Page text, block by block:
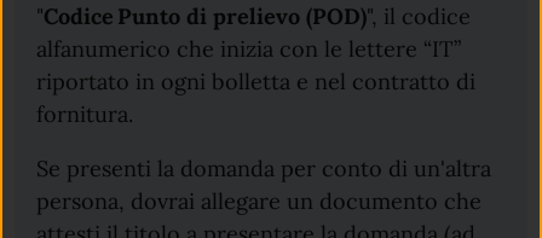
"Codice Punto di prelievo (POD)", il codice
alfanumerico che inizia con le lettere “IT”
riportato in ogni bolletta e nel contratto di
fornitura.
Se presenti la domanda per conto di un'altra
persona, dovrai allegare un documento che